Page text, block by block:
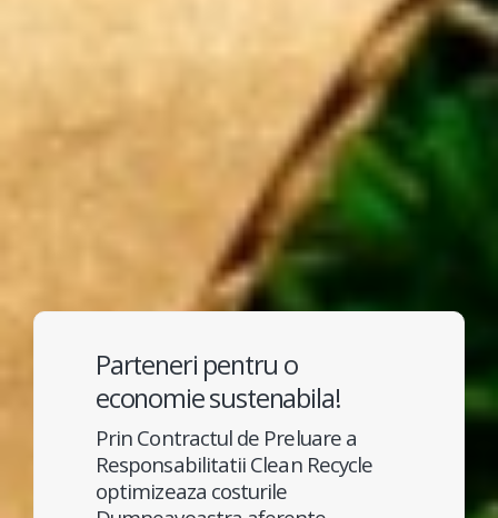
Parteneri pentru o
economie sustenabila!
Prin Contractul de Preluare a
Responsabilitatii Clean Recycle
optimizeaza costurile